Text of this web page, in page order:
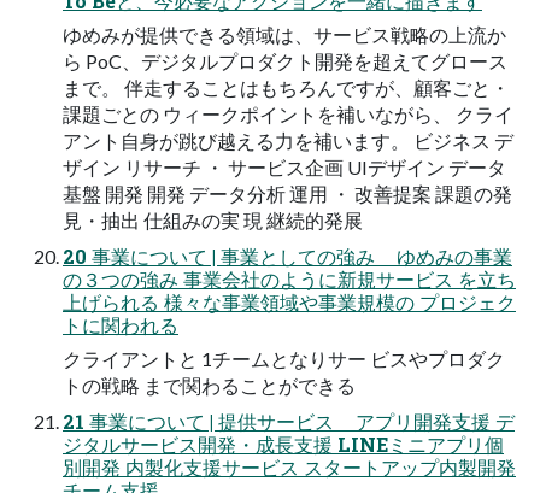
ゆめみが提供できる領域は、サービス戦略の上流か
ら PoC、デジタルプロダクト開発を超えてグロース
まで。 伴走することはもちろんですが、顧客ごと・
課題ごとの ウィークポイントを補いながら、 クライ
アント自身が跳び越える力を補います。 ビジネス デ
ザイン リサーチ ・ サービス企画 UIデザイン データ
基盤 開発 開発 データ分析 運用 ・ 改善提案 課題の発
見・抽出 仕組みの実 現 継続的発展
20 事業について | 事業としての強み ゆめみの事業
の３つの強み 事業会社のように新規サービス を立ち
上げられる 様々な事業領域や事業規模の プロジェク
トに関われる
クライアントと 1チームとなりサー ビスやプロダク
トの戦略 まで関わることができる
21 事業について | 提供サービス アプリ開発支援 デ
ジタルサービス開発・成長支援 LINEミニアプリ個
別開発 内製化支援サービス スタートアップ内製開発